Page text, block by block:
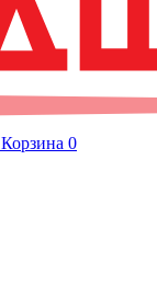
Корзина 0